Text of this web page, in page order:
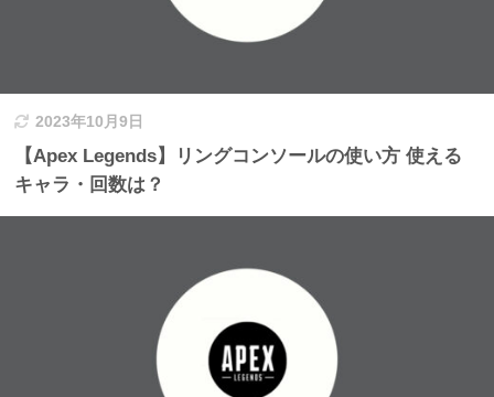
2023年10月9日
【Apex Legends】リングコンソールの使い方 使える
キャラ・回数は？